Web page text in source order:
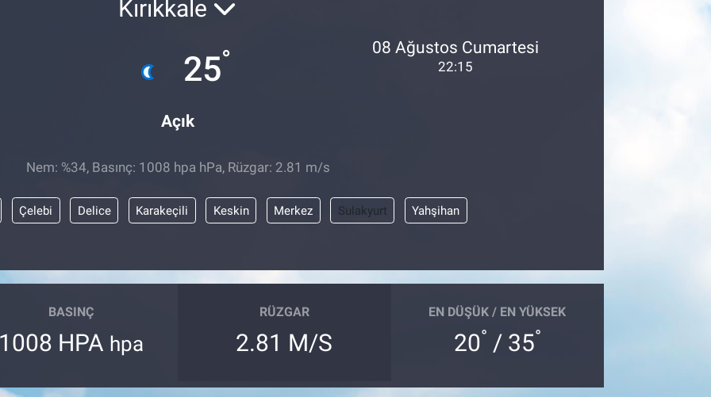
Kırıkkale
25°
Açık
08 Ağustos Cumartesi
22:15
Nem: %34, Basınç: 1008 hpa hPa, Rüzgar: 2.81 m/s
Çelebi Delice Karakeçili Keskin Merkez Sulakyurt Yahşihan
BASINÇ
1008 HPA hpa
RÜZGAR
2.81 M/S
EN DÜŞÜK / EN YÜKSEK
20° / 35°